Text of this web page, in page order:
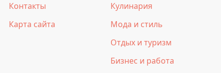
Контакты
Карта сайта
Кулинария
Мода и стиль
Отдых и туризм
Бизнес и работа